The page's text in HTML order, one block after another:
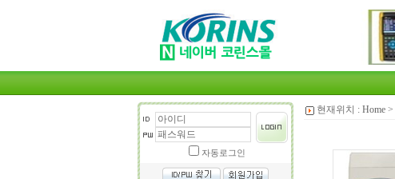
자동로그인
현재위치 : Home >